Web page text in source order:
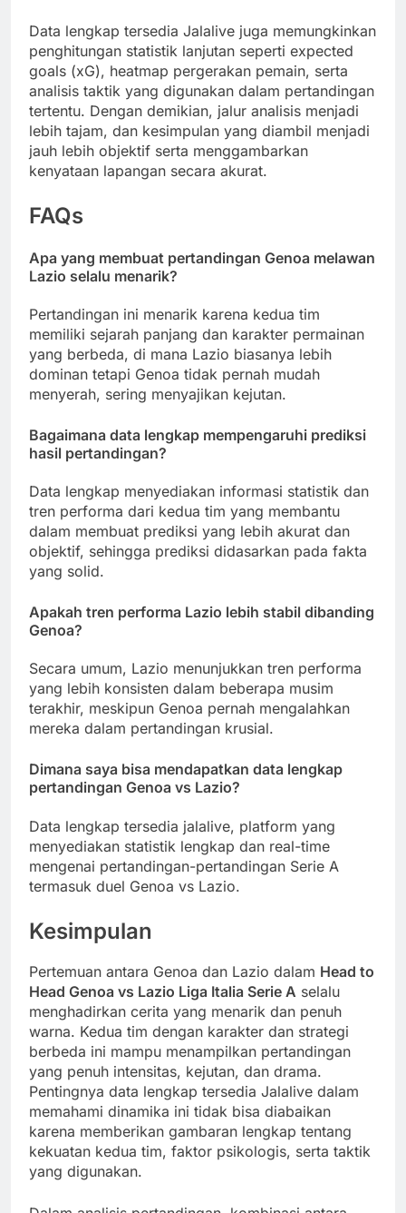
Data lengkap tersedia Jalalive juga memungkinkan
penghitungan statistik lanjutan seperti expected
goals (xG), heatmap pergerakan pemain, serta
analisis taktik yang digunakan dalam pertandingan
tertentu. Dengan demikian, jalur analisis menjadi
lebih tajam, dan kesimpulan yang diambil menjadi
jauh lebih objektif serta menggambarkan
kenyataan lapangan secara akurat.
FAQs
Apa yang membuat pertandingan Genoa melawan
Lazio selalu menarik?
Pertandingan ini menarik karena kedua tim
memiliki sejarah panjang dan karakter permainan
yang berbeda, di mana Lazio biasanya lebih
dominan tetapi Genoa tidak pernah mudah
menyerah, sering menyajikan kejutan.
Bagaimana data lengkap mempengaruhi prediksi
hasil pertandingan?
Data lengkap menyediakan informasi statistik dan
tren performa dari kedua tim yang membantu
dalam membuat prediksi yang lebih akurat dan
objektif, sehingga prediksi didasarkan pada fakta
yang solid.
Apakah tren performa Lazio lebih stabil dibanding
Genoa?
Secara umum, Lazio menunjukkan tren performa
yang lebih konsisten dalam beberapa musim
terakhir, meskipun Genoa pernah mengalahkan
mereka dalam pertandingan krusial.
Dimana saya bisa mendapatkan data lengkap
pertandingan Genoa vs Lazio?
Data lengkap tersedia jalalive, platform yang
menyediakan statistik lengkap dan real-time
mengenai pertandingan-pertandingan Serie A
termasuk duel Genoa vs Lazio.
Kesimpulan
Pertemuan antara Genoa dan Lazio dalam Head to
Head Genoa vs Lazio Liga Italia Serie A selalu
menghadirkan cerita yang menarik dan penuh
warna. Kedua tim dengan karakter dan strategi
berbeda ini mampu menampilkan pertandingan
yang penuh intensitas, kejutan, dan drama.
Pentingnya data lengkap tersedia Jalalive dalam
memahami dinamika ini tidak bisa diabaikan
karena memberikan gambaran lengkap tentang
kekuatan kedua tim, faktor psikologis, serta taktik
yang digunakan.